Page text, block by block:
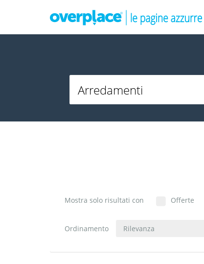
Mostra solo risultati con Offerte
Ordinamento Rilevanza